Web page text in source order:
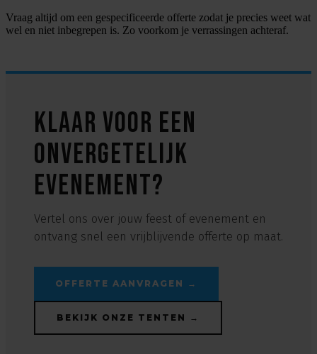
Vraag altijd om een gespecificeerde offerte zodat je precies weet wat
wel en niet inbegrepen is. Zo voorkom je verrassingen achteraf.
Klaar voor een
onvergetelijk
evenement?
Vertel ons over jouw feest of evenement en
ontvang snel een vrijblijvende offerte op maat.
OFFERTE AANVRAGEN →
BEKIJK ONZE TENTEN →